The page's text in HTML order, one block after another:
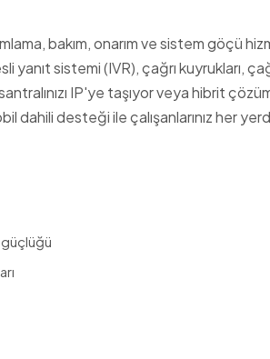
bakım, onarım ve sistem göçü
sistemi (IVR), çağrı kuyrukları,
IP'ye taşıyor veya hibrit
dahili desteği ile çalışanlarınız her